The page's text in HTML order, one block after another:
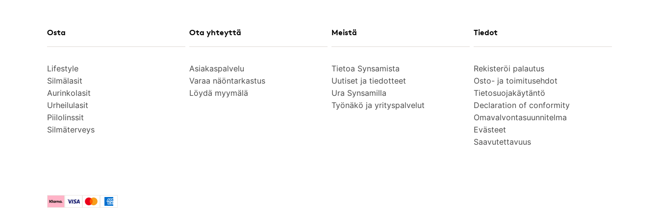
Osta
Lifestyle
Silmälasit
Aurinkolasit
Urheilulasit
Piilolinssit
Silmäterveys
Ota yhteyttä
Asiakaspalvelu
Varaa näöntarkastus
Löydä myymälä
Meistä
Tietoa Synsamista
Uutiset ja tiedotteet
Ura Synsamilla
Työnäkö ja yrityspalvelut
Tiedot
Rekisteröi palautus
Osto- ja toimitusehdot
Tietosuojakäytäntö
Declaration of conformity
Omavalvontasuunnitelma
Evästeet
Saavutettavuus
KlarnaVisa MastercardAmerican Express